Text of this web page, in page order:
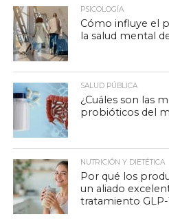
PSICOLOGÍA
Cómo influye el
la salud mental
SALUD PÚBLICA
¿Cuáles son las
probióticos del
NUTRICIÓN Y DIETÉTICA
Por qué los
un aliado
tratamiento GLP-